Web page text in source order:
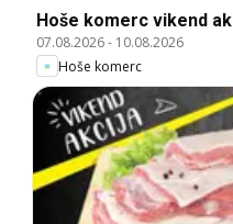
Hoše komerc vikend
07.08.2026- 10.08.2026
Hoše komerc